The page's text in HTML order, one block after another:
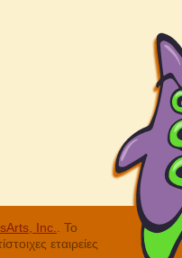
Inc.
. Το
εταιρείες